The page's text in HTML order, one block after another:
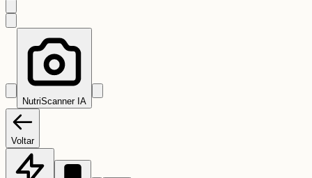
NutriScanner IA
Voltar